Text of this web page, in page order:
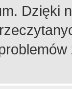
Dzięki